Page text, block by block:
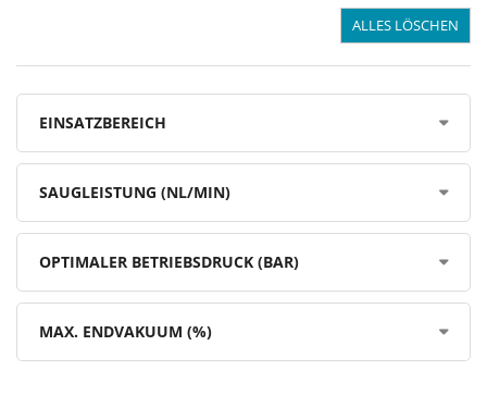
ALLES LÖSCHEN
EINSATZBEREICH
SAUGLEISTUNG (NL/MIN)
OPTIMALER BETRIEBSDRUCK (BAR)
MAX. ENDVAKUUM (%)